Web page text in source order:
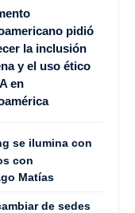
pidió
la inclusión
y el uso ético
en
se ilumina con
con
Matías
de sedes